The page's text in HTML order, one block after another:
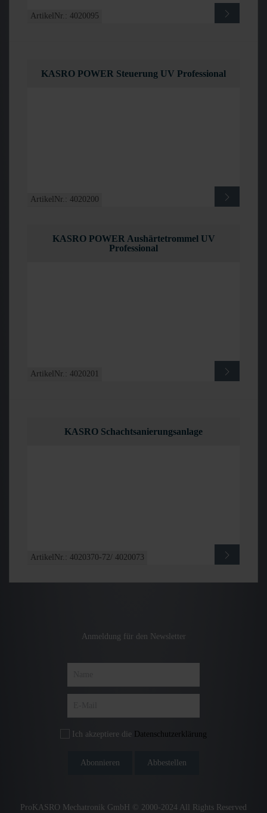
ArtikelNr.: 4020095
KASRO POWER Steuerung UV Professional
ArtikelNr.: 4020200
KASRO POWER Aushärtetrommel UV
Professional
ArtikelNr.: 4020201
KASRO Schachtsanierungsanlage
ArtikelNr.: 4020370-72/ 4020073
Anmeldung für den Newsletter
Ich akzeptiere die Datenschutzerklärung
ProKASRO Mechatronik GmbH © 2000-2024 All Rights Reserved